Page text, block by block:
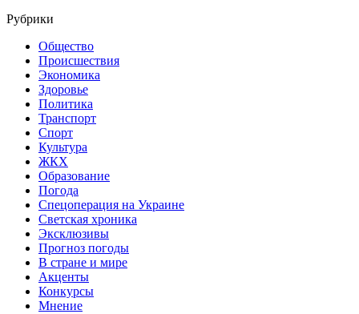
Рубрики
Общество
Происшествия
Экономика
Здоровье
Политика
Транспорт
Спорт
Культура
ЖКХ
Образование
Погода
Спецоперация на Украине
Светская хроника
Эксклюзивы
Прогноз погоды
В стране и мире
Акценты
Конкурсы
Мнение